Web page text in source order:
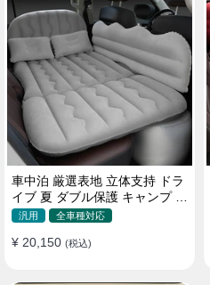
車中泊 厳選表地 立体支持 ドラ
イブ 夏 ダブル保護 キャンプ 旅
行 収納便利 取付簡単 全車種 エ
汎用 全車種対応
¥ 20,150 (税込)